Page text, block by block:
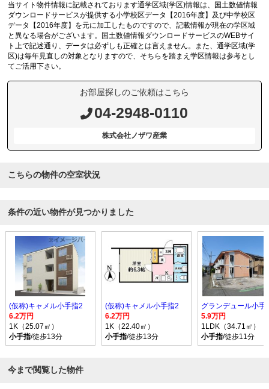
当サイト物件情報に記載されております通学区域(学区)情報は、国土数値情報
ダウンロードサービスが提供する小学校区データ【2016年度】及び中学校区
データ【2016年度】を元に加工したものですので、記載情報が現在の学区域
と異なる場合がございます。国土数値情報ダウンロードサービスのWEBサイ
ト上で記述通り、データは必ずしも正確とは言えません。また、通学区域(学
区)は毎年見直しの対象となりますので、そちらを踏まえ学区情報は参考とし
てご活用下さい。
お部屋探しのご依頼はこちら
04-2948-0110
株式会社ノザワ産業
こちらの物件の空室状況
条件の近い物件が見つかりました
(仮称)キャメル小手指2
6.2万円
1K（25.07㎡）
小手指/徒歩13分
(仮称)キャメル小手指2
6.2万円
1K（22.40㎡）
小手指/徒歩13分
グランデュール小手
5.9万円
1LDK（34.71㎡）
小手指/徒歩11分
今まで閲覧した物件